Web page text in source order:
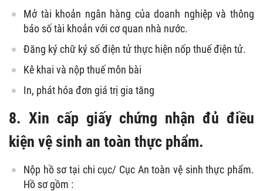
Mở tài khoản ngân hàng của doanh nghiệp và thông
báo số tài khoản với cơ quan nhà nước.
Đăng ký chữ ký số điện tử thực hiện nốp thuế điện tử.
Kê khai và nộp thuế môn bài
In, phát hóa đơn giá trị gia tăng
8. Xin cấp giấy chứng nhận đủ điều
kiện vệ sinh an toàn thực phẩm.
Nộp hồ sơ tại chi cục/ Cục An toàn vệ sinh thực phẩm.
Hồ sơ gồm :